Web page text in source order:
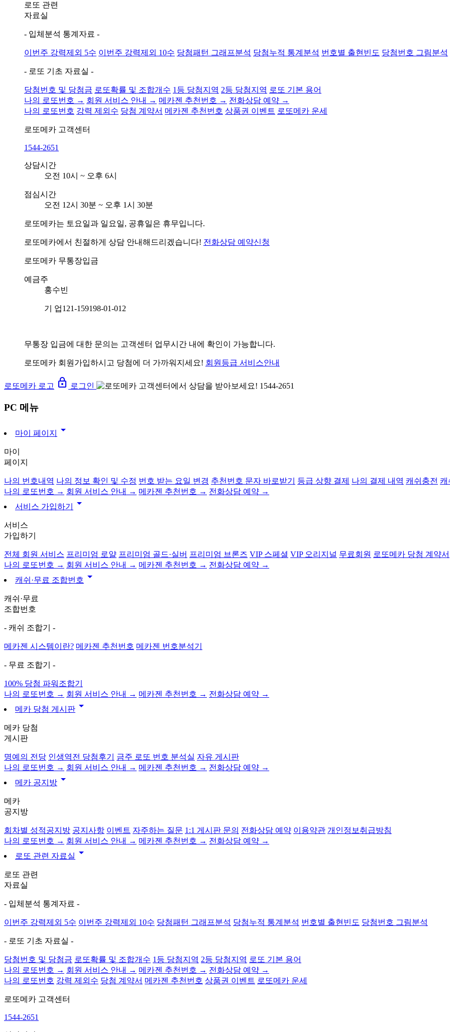
로또 관련
자료실
- 입체분석 통계자료 -
이번주 강력제외 5수 이번주 강력제외 10수 당첨패턴 그래프분석 당첨누적 통계분석 번호별 출현빈도 당첨번호 그림분석
- 로또 기초 자료실 -
당첨번호 및 당첨금 로또확률 및 조합개수 1등 당첨지역 2등 당첨지역 로또 기본 용어
나의 로또번호 → 회원 서비스 안내 → 메카젠 추천번호 → 전화상담 예약 →
나의 로또번호 강력 제외수 당첨 계약서 메카젠 추천번호 상품권 이벤트 로또메카 운세
로또메카 고객센터
1544-2651
상담시간
오전 10시 ~ 오후 6시
점심시간
오전 12시 30분 ~ 오후 1시 30분
로또메카는 토요일과 일요일, 공휴일은 휴무입니다.
로또메카에서 친절하게 상담 안내해드리겠습니다! 전화상담 예약신청
로또메카 무통장입금
예금주
홍수빈
기 업121-159198-01-012
무통장 입금에 대한 문의는 고객센터 업무시간 내에 확인이 가능합니다.
로또메카 회원가입하시고 당첨에 더 가까워지세요! 회원등급 서비스안내
로또메카 로고 lock_outline 로그인
PC 메뉴
마이 페이지 arrow_drop_down
마이
페이지
나의 번호내역 나의 정보 확인 및 수정 번호 받는 요일 변경 추천번호 문자 바로받기 등급 상향 결제 나의 결제 내역 캐쉬충전 캐
나의 로또번호 → 회원 서비스 안내 → 메카젠 추천번호 → 전화상담 예약 →
서비스 가입하기
arrow_drop_down
서비스
가입하기
전체 회원 서비스 프리미엄 로얄 프리미엄 골드·실버 프리미엄 브론즈 VIP 스페셜 VIP 오리지널 무료회원 로또메카 당첨 계약서
나의 로또번호 → 회원 서비스 안내 → 메카젠 추천번호 → 전화상담 예약 →
캐쉬·무료 조합번호 arrow_drop_down
캐쉬·무료
조합번호
- 캐쉬 조합기 -
메카젠 시스템이란? 메카젠 추천번호 메카젠 번호분석기
- 무료 조합기 -
100% 당첨 파워조합기
나의 로또번호 → 회원 서비스 안내 → 메카젠 추천번호 → 전화상담 예약 →
메카 당첨 게시판 arrow_drop_down
메카 당첨
게시판
명예의 전당 인생역전 당첨후기 금주 로또 번호 분석실 자유 게시판
나의 로또번호 → 회원 서비스 안내 → 메카젠 추천번호 → 전화상담 예약 →
메카 공지방 arrow_drop_down
메카
공지방
회차별 성적공지방 공지사항 이벤트 자주하는 질문 1:1 게시판 문의 전화상담 예약 이용약관 개인정보취급방침
나의 로또번호 → 회원 서비스 안내 → 메카젠 추천번호 → 전화상담 예약 →
로또 관련 자료실 arrow_drop_down
로또 관련
자료실
- 입체분석 통계자료 -
이번주 강력제외 5수 이번주 강력제외 10수 당첨패턴 그래프분석 당첨누적 통계분석 번호별 출현빈도 당첨번호 그림분석
- 로또 기초 자료실 -
당첨번호 및 당첨금 로또확률 및 조합개수 1등 당첨지역 2등 당첨지역 로또 기본 용어
나의 로또번호 → 회원 서비스 안내 → 메카젠 추천번호 → 전화상담 예약 →
나의 로또번호 강력 제외수 당첨 계약서 메카젠 추천번호 상품권 이벤트 로또메카 운세
로또메카 고객센터
1544-2651